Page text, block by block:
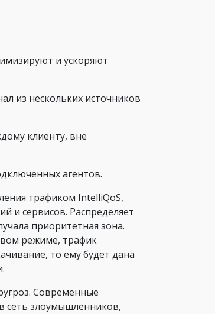
и ускоряют
из нескольких источников
клиенту, вне
агентов.
трафиком IntelliQoS,
и сервисов. Распределяет
приоритетная зона.
режиме, трафик
то ему будет дана
Современные
сеть злоумышленников,